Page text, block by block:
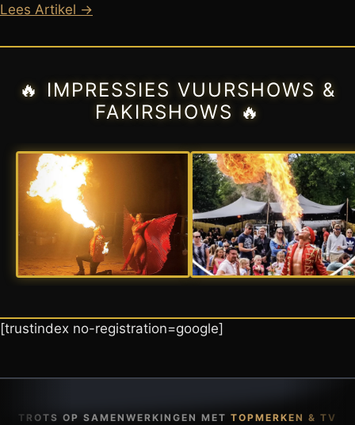
Lees Artikel →
🔥 IMPRESSIES VUURSHOWS &
FAKIRSHOWS 🔥
[trustindex no-registration=google]
TROTS OP SAMENWERKINGEN MET TOPMERKEN & TV